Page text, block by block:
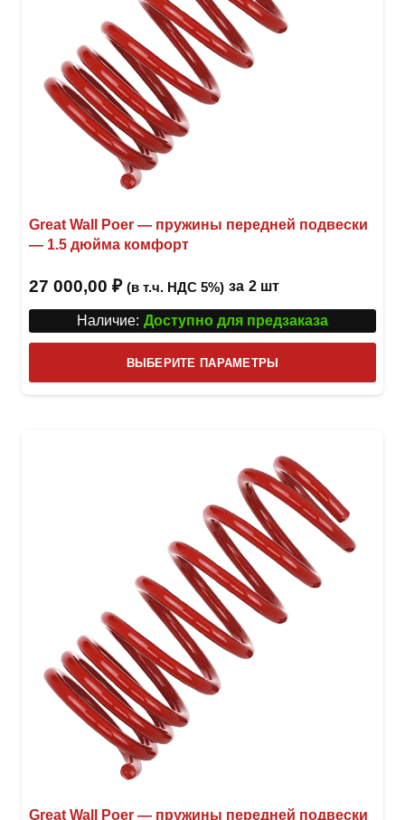
Great Wall Poer — пружины передней подвески
— 1.5 дюйма комфорт
27 000,00 ₽ (в т.ч. НДС 5%) за 2 шт
Наличие: Доступно для предзаказа
ВЫБЕРИТЕ ПАРАМЕТРЫ
товар
Great Wall Poer — пружины передней подвески